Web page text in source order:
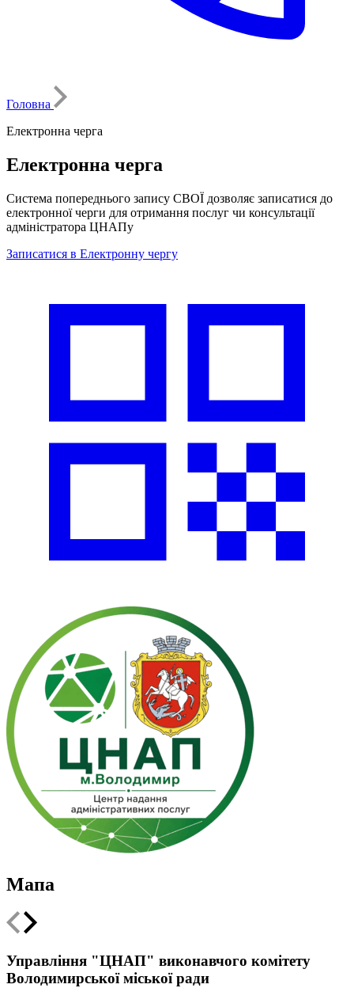
Головна
Електронна черга
Електронна черга
Система попереднього запису СВОЇ дозволяє записатися до
електронної черги для отримання послуг чи консультації
адміністратора ЦНАПу
Записатися в Електронну чергу
Мапа
+
−
Управління "ЦНАП" виконавчого комітету
Володимирської міської ради